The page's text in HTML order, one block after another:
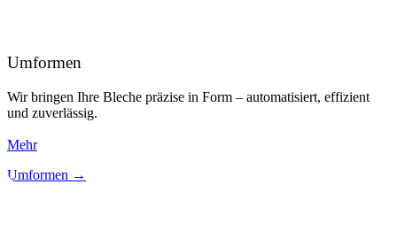
Umformen
Wir bringen Ihre Bleche präzise in Form – automatisiert, effizient
und zuverlässig.
Mehr
Umformen →